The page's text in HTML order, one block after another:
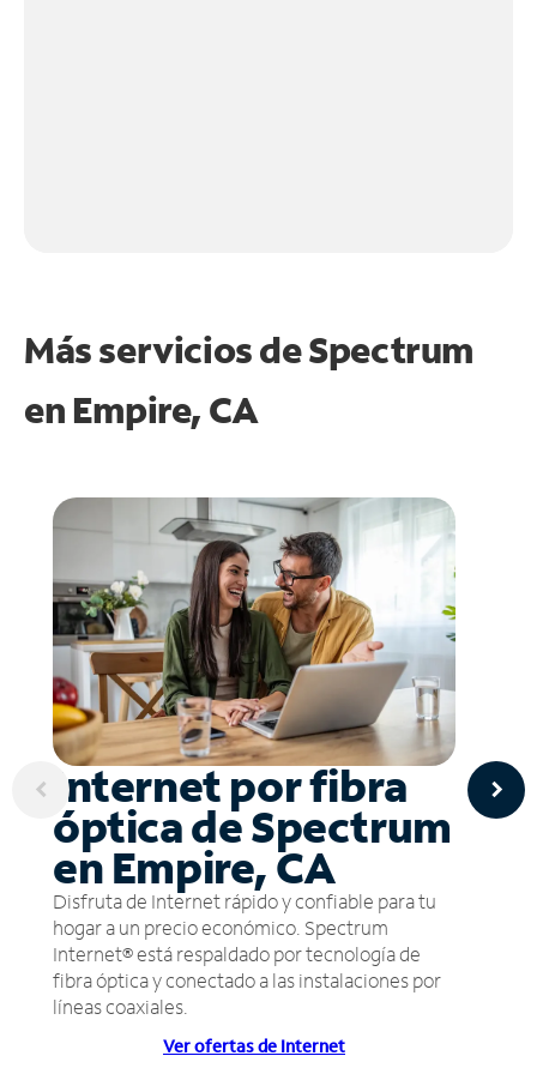
Más servicios de Spectrum
en Empire, CA
Internet por fibra
óptica de Spectrum
en Empire, CA
Disfruta de Internet rápido y confiable para tu
hogar a un precio económico. Spectrum
Internet® está respaldado por tecnología de
fibra óptica y conectado a las instalaciones por
líneas coaxiales.
Ver ofertas de Internet